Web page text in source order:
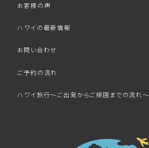
お客様の声
ハワイの最新情報
お問い合わせ
ご予約の流れ
ハワイ旅行～ご出発からご帰国までの流れ～